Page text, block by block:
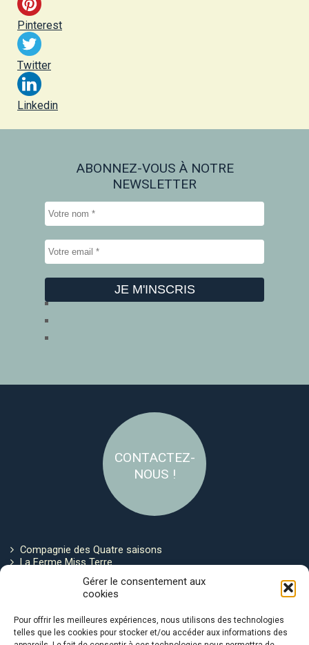
Gérer le consentement aux
cookies
Pour offrir les meilleures expériences, nous utilisons des technologies
telles que les cookies pour stocker et/ou accéder aux informations des
Pinterest
Twitter
Linkedin
ABONNEZ-VOUS À NOTRE
NEWSLETTER
CONTACTEZ-
NOUS !
Compagnie des Quatre saisons
La Ferme Miss Terre
Politique de cookies